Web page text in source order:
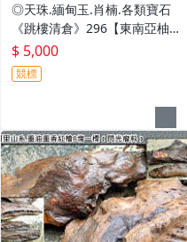
◎天珠.緬甸玉.肖楠.各類寶石
《跳樓清倉》296【東南亞柚
木瘤.招財寶瓶﹝入水急沉.沉到
底﹞】
$ 5,000
競標